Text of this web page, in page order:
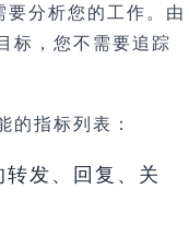
分析您的工作。由
标，您不需要追踪
的指标列表：
发、回复、关